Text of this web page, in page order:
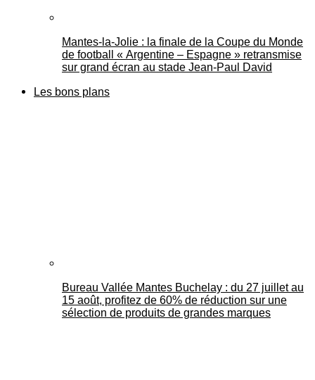
Mantes-la-Jolie : la finale de la Coupe du Monde
de football « Argentine – Espagne » retransmise
sur grand écran au stade Jean-Paul David
Les bons plans
Bureau Vallée Mantes Buchelay : du 27 juillet au
15 août, profitez de 60% de réduction sur une
sélection de produits de grandes marques